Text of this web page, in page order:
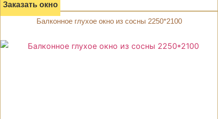
Заказать окно
Балконное глухое окно из сосны 2250*2100